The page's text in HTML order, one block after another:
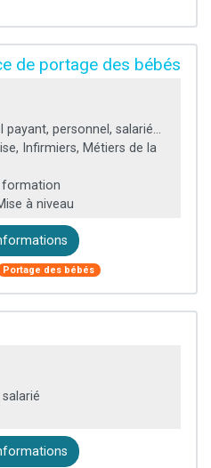
de portage des bébés
personnel, salarié...
Infirmiers, Métiers de la
à niveau
Portage des bébés